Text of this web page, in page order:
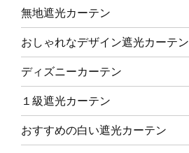
無地遮光カーテン
おしゃれなデザイン遮光カーテン
ディズニーカーテン
１級遮光カーテン
おすすめの白い遮光カーテン